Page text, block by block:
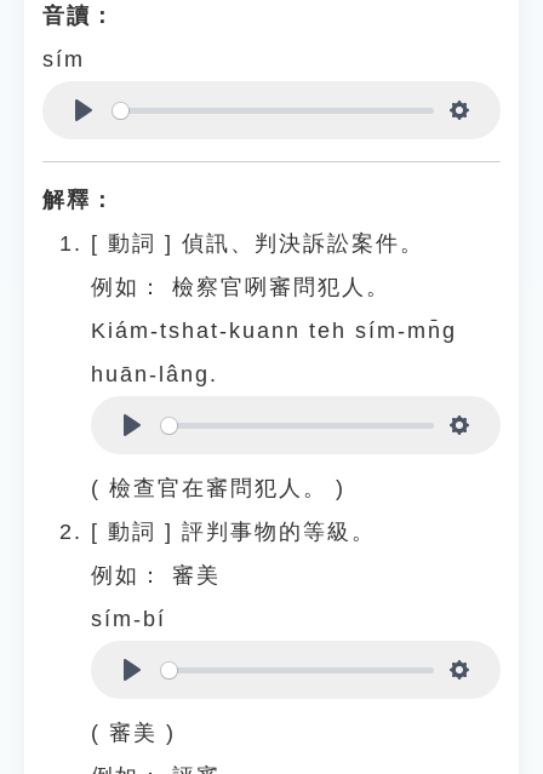
音讀：
sím
解釋：
[ 動詞 ] 偵訊、判決訴訟案件。
例如：
檢察官咧審問犯人。
Kiám-tshat-kuann teh sím-mn̄g
huān-lâng.
( 檢查官在審問犯人。 )
[ 動詞 ] 評判事物的等級。
例如：
審美
sím-bí
( 審美 )